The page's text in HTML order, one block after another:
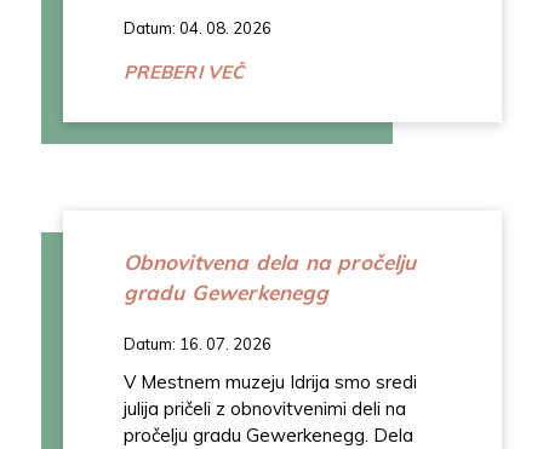
Datum: 04. 08. 2026
PREBERI VEČ
Obnovitvena dela na pročelju
gradu Gewerkenegg
Datum: 16. 07. 2026
V Mestnem muzeju Idrija smo sredi
julija pričeli z obnovitvenimi deli na
pročelju gradu Gewerkenegg. Dela